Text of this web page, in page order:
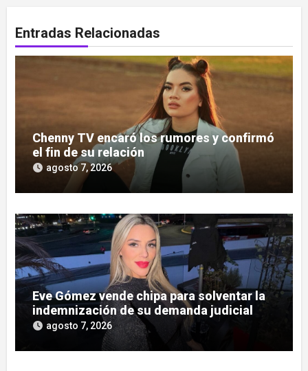
Entradas Relacionadas
Chenny TV encaró los rumores y confirmó
el fin de su relación
agosto 7, 2026
Eve Gómez vende chipa para solventar la
indemnización de su demanda judicial
agosto 7, 2026